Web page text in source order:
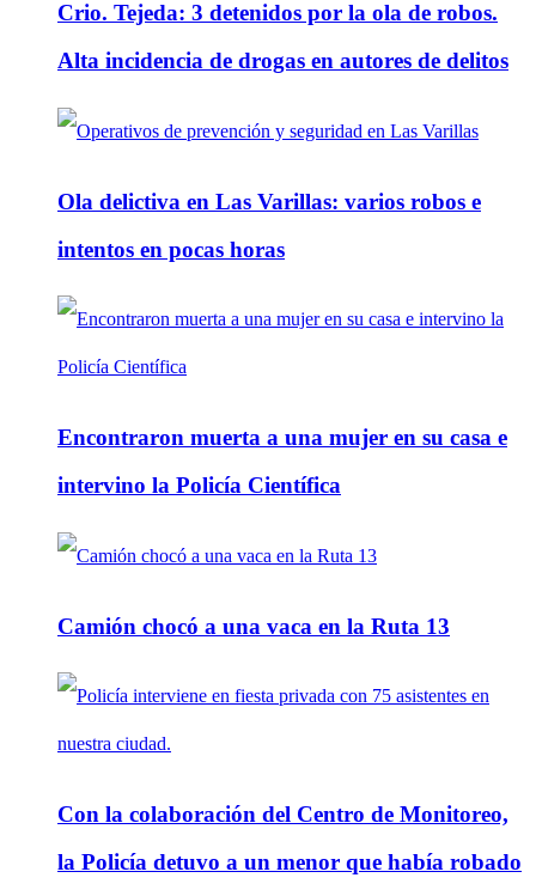
Crio. Tejeda: 3 detenidos por la ola de robos.
Alta incidencia de drogas en autores de delitos
Ola delictiva en Las Varillas: varios robos e
intentos en pocas horas
Encontraron muerta a una mujer en su casa e
intervino la Policía Científica
Camión chocó a una vaca en la Ruta 13
Con la colaboración del Centro de Monitoreo,
la Policía detuvo a un menor que había robado